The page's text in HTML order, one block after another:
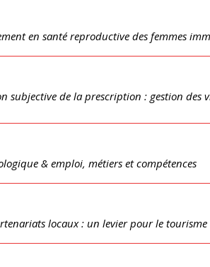
en santé reproductive des femmes
subjective de la prescription : gestion des
& emploi, métiers et compétences
locaux : un levier pour le tourisme